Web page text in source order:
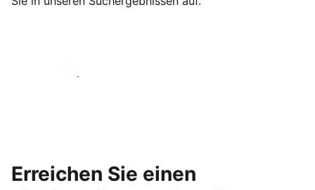
Noch heute loslegen
Erreichen Sie einen